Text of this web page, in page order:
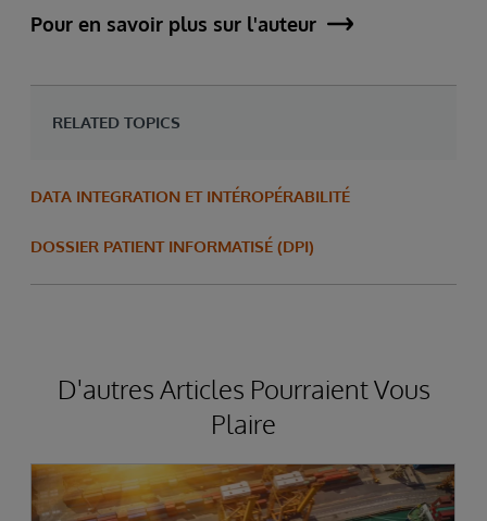
Pour en savoir plus sur l'auteur
RELATED TOPICS
DATA INTEGRATION ET INTÉROPÉRABILITÉ
DOSSIER PATIENT INFORMATISÉ (DPI)
D'autres Articles Pourraient Vous
Plaire